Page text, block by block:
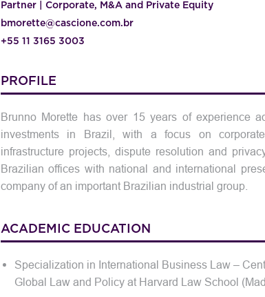
Partner | Corporate, M&A and Private Equity
bmorette@cascione.com.br
+55 11 3165 3003
PROFILE
Brunno Morette has over 15 years of experience
investments in Brazil, with a focus on
infrastructure projects, dispute resolution and
Brazilian offices with national and international
company of an important Brazilian industrial group.
ACADEMIC EDUCATION
Specialization in International Business Law –
Global Law and Policy at Harvard Law School